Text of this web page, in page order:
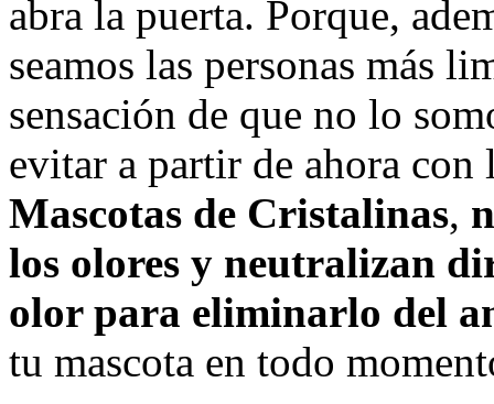
abra la puerta. Porque,
seamos las personas más
sensación de que no lo
evitar a partir de ahora
Mascotas de Cristalinas,
los olores y neutralizan
olor para eliminarlo del
tu mascota en todo